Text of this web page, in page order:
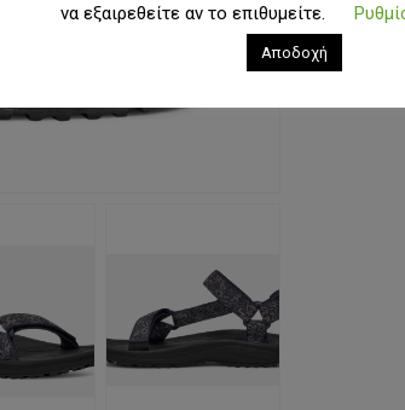
να εξαιρεθείτε αν το επιθυμείτε.
Αποδοχή